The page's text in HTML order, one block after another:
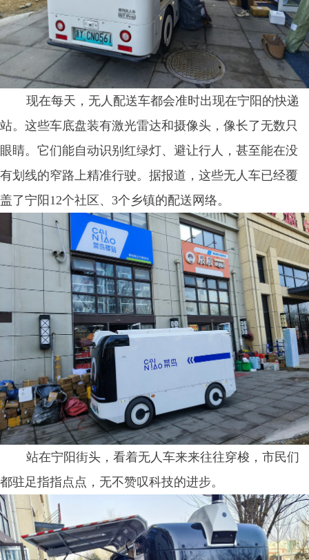
现在每天，无人配送车都会准时出现在宁阳的快递
站。这些车底盘装有激光雷达和摄像头，像长了无数只
眼睛。它们能自动识别红绿灯、避让行人，甚至能在没
有划线的窄路上精准行驶。据报道，这些无人车已经覆
盖了宁阳12个社区、3个乡镇的配送网络。
站在宁阳街头，看着无人车来来往往穿梭，市民们
都驻足指指点点，无不赞叹科技的进步。